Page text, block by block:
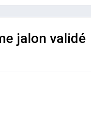
jalon validé